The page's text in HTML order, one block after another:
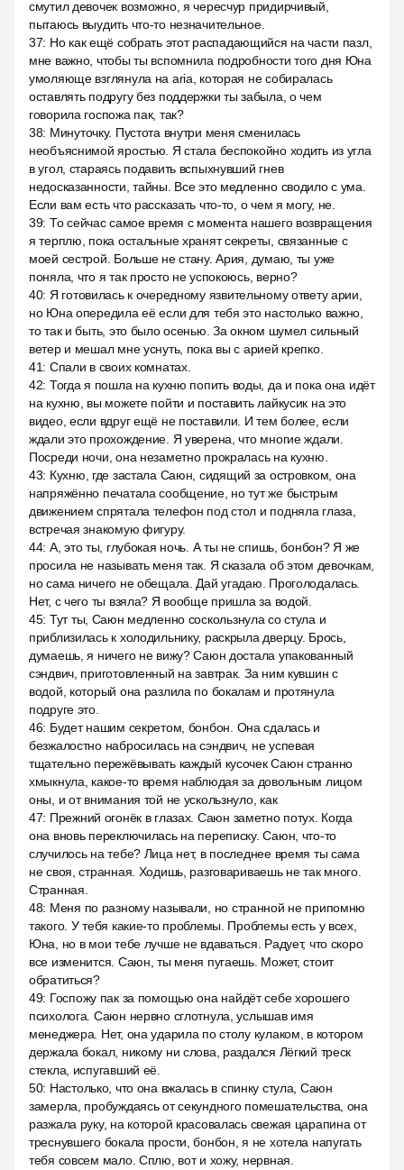
смутил девочек возможно, я чересчур придирчивый,
пытаюсь выудить что-то незначительное.
37: Но как ещё собрать этот распадающийся на части пазл,
мне важно, чтобы ты вспомнила подробности того дня Юна
умоляюще взглянула на aria, которая не собиралась
оставлять подругу без поддержки ты забыла, о чем
говорила госпожа пак, так?
38: Минуточку. Пустота внутри меня сменилась
необъяснимой яростью. Я стала беспокойно ходить из угла
в угол, стараясь подавить вспыхнувший гнев
недосказанности, тайны. Все это медленно сводило с ума.
Если вам есть что рассказать что-то, о чем я могу, не.
39: То сейчас самое время с момента нашего возвращения
я терплю, пока остальные хранят секреты, связанные с
моей сестрой. Больше не стану. Ария, думаю, ты уже
поняла, что я так просто не успокоюсь, верно?
40: Я готовилась к очередному язвительному ответу арии,
но Юна опередила её если для тебя это настолько важно,
то так и быть, это было осенью. За окном шумел сильный
ветер и мешал мне уснуть, пока вы с арией крепко.
41: Спали в своих комнатах.
42: Тогда я пошла на кухню попить воды, да и пока она идёт
на кухню, вы можете пойти и поставить лайкусик на это
видео, если вдруг ещё не поставили. И тем более, если
ждали это прохождение. Я уверена, что многие ждали.
Посреди ночи, она незаметно прокралась на кухню.
43: Кухню, где застала Саюн, сидящий за островком, она
напряжённо печатала сообщение, но тут же быстрым
движением спрятала телефон под стол и подняла глаза,
встречая знакомую фигуру.
44: А, это ты, глубокая ночь. А ты не спишь, бонбон? Я же
просила не называть меня так. Я сказала об этом девочкам,
но сама ничего не обещала. Дай угадаю. Проголодалась.
Нет, с чего ты взяла? Я вообще пришла за водой.
45: Тут ты, Саюн медленно соскользнула со стула и
приблизилась к холодильнику, раскрыла дверцу. Брось,
думаешь, я ничего не вижу? Саюн достала упакованный
сэндвич, приготовленный на завтрак. За ним кувшин с
водой, который она разлила по бокалам и протянула
подруге это.
46: Будет нашим секретом, бонбон. Она сдалась и
безжалостно набросилась на сэндвич, не успевая
тщательно пережёвывать каждый кусочек Саюн странно
хмыкнула, какое-то время наблюдая за довольным лицом
оны, и от внимания той не ускользнуло, как
47: Прежний огонёк в глазах. Саюн заметно потух. Когда
она вновь переключилась на переписку. Саюн, что-то
случилось на тебе? Лица нет, в последнее время ты сама
не своя, странная. Ходишь, разговариваешь не так много.
Странная.
48: Меня по разному называли, но странной не припомню
такого. У тебя какие-то проблемы. Проблемы есть у всех,
Юна, но в мои тебе лучше не вдаваться. Радует, что скоро
все изменится. Саюн, ты меня пугаешь. Может, стоит
обратиться?
49: Госпожу пак за помощью она найдёт себе хорошего
психолога. Саюн нервно сглотнула, услышав имя
менеджера. Нет, она ударила по столу кулаком, в котором
держала бокал, никому ни слова, раздался Лёгкий треск
стекла, испугавший её.
50: Настолько, что она вжалась в спинку стула, Саюн
замерла, пробуждаясь от секундного помешательства, она
разжала руку, на которой красовалась свежая царапина от
треснувшего бокала прости, бонбон, я не хотела напугать
тебя совсем мало. Сплю, вот и хожу, нервная.